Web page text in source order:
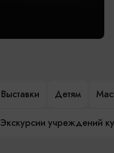
Выставки Детям
Экскурсии учреждений